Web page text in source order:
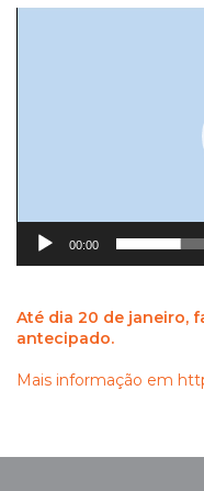
00:00
Até dia 20 de janeiro,
antecipado.
Mais informação em